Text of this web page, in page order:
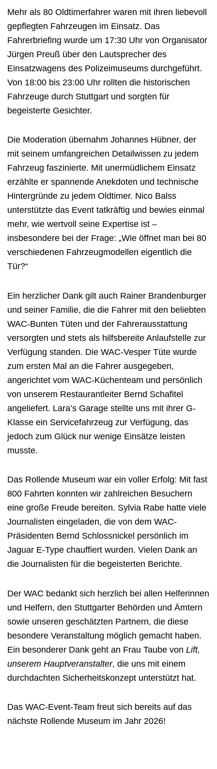
Mehr als 80 Oldtimerfahrer waren mit ihren liebevoll
gepflegten Fahrzeugen im Einsatz. Das
Fahrerbriefing wurde um 17:30 Uhr von Organisator
Jürgen Preuß über den Lautsprecher des
Einsatzwagens des Polizeimuseums durchgeführt.
Von 18:00 bis 23:00 Uhr rollten die historischen
Fahrzeuge durch Stuttgart und sorgten für
begeisterte Gesichter.
Die Moderation übernahm Johannes Hübner, der
mit seinem umfangreichen Detailwissen zu jedem
Fahrzeug faszinierte. Mit unermüdlichem Einsatz
erzählte er spannende Anekdoten und technische
Hintergründe zu jedem Oldtimer. Nico Balss
unterstützte das Event tatkräftig und bewies einmal
mehr, wie wertvoll seine Expertise ist –
insbesondere bei der Frage: „Wie öffnet man bei 80
verschiedenen Fahrzeugmodellen eigentlich die
Tür?“
Ein herzlicher Dank gilt auch Rainer Brandenburger
und seiner Familie, die die Fahrer mit den beliebten
WAC-Bunten Tüten und der Fahrerausstattung
versorgten und stets als hilfsbereite Anlaufstelle zur
Verfügung standen. Die WAC-Vesper Tüte wurde
zum ersten Mal an die Fahrer ausgegeben,
angerichtet vom WAC-Küchenteam und persönlich
von unserem Restaurantleiter Bernd Schafitel
angeliefert. Lara’s Garage stellte uns mit ihrer G-
Klasse ein Servicefahrzeug zur Verfügung, das
jedoch zum Glück nur wenige Einsätze leisten
musste.
Das Rollende Museum war ein voller Erfolg: Mit fast
800 Fahrten konnten wir zahlreichen Besuchern
eine große Freude bereiten. Sylvia Rabe hatte viele
Journalisten eingeladen, die von dem WAC-
Präsidenten Bernd Schlossnickel persönlich im
Jaguar E-Type chauffiert wurden. Vielen Dank an
die Journalisten für die begeisterten Berichte.
Der WAC bedankt sich herzlich bei allen Helferinnen
und Helfern, den Stuttgarter Behörden und Ämtern
sowie unseren geschätzten Partnern, die diese
besondere Veranstaltung möglich gemacht haben.
Ein besonderer Dank geht an Frau Taube von Lift,
unserem Hauptveranstalter, die uns mit einem
durchdachten Sicherheitskonzept unterstützt hat.
Das WAC-Event-Team freut sich bereits auf das
nächste Rollende Museum im Jahr 2026!